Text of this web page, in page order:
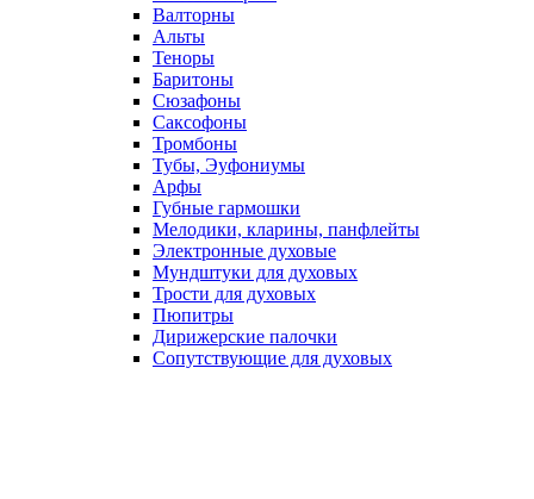
Валторны
Альты
Теноры
Баритоны
Сюзафоны
Саксофоны
Тромбоны
Тубы, Эуфониумы
Арфы
Губные гармошки
Мелодики, кларины, панфлейты
Электронные духовые
Мундштуки для духовых
Трости для духовых
Пюпитры
Дирижерские палочки
Сопутствующие для духовых